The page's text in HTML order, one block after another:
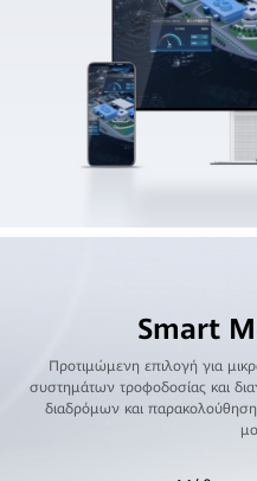
Smart
Προτιμώμενη επιλογή για
συστημάτων τροφοδοσίας και
διαδρόμων και